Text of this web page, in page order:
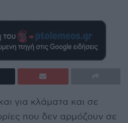
για κλάματα και σε
που δεν αρμόζουν σε